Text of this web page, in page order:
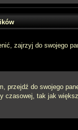
zajrzyj do swojego
do swojego
czasowej, tak jak